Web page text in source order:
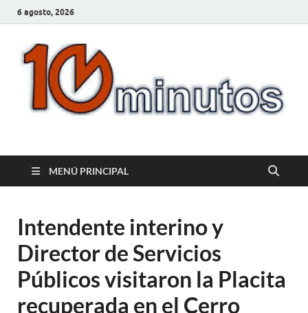
6 agosto, 2026
10minutos.com.uy
MENÚ PRINCIPAL
Intendente interino y
Director de Servicios
Públicos visitaron la Placita
recuperada en el Cerro